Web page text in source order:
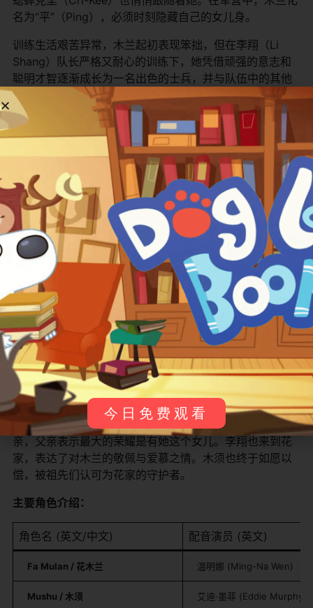
名为“平”（Ping），必须时刻隐藏自己的女儿身。
训练生活艰苦异常，木兰起初表现笨拙，但在李翔（Li
Shang）队长严格又耐心的训练下，她凭借顽强的意志和
聪明才智逐渐成长为一名出色的士兵，并与队伍中的其他
三名士兵尧（Yao）、凌（Ling）和金宝（Chien-Po）建
立了深厚的友谊。李翔也对这位瘦小但努力的“士兵”刮目相
看。
当李翔的队伍奉命前往前线与主力军会合时，却发现主力
军已被匈奴歼灭。在一场与匈奴的遭遇战中，木兰急中生
智，利用最后一发炮弹引发雪崩，淹没了匈奴大军，但也
让自己和李翔陷入险境。木兰在救李翔时受伤，军医治疗
时发现了她的真实性别。
按照军法，欺君之罪当斩。但李翔感念她的救命之恩，饶
她一命，将她遗弃在雪地中。木兰和木须深感沮丧，认为
让家族蒙羞。然而，他们很快发现单于及其少数部下并未
在雪崩中丧生，正计划潜入皇城刺杀皇帝。
木兰不顾一切赶往皇城报信，但无人相信她。最终，在她
的战友们和李翔的暗中帮助下，他们识破了单于的阴谋。
在一场惊心动魄的皇宫追逐和战斗中，木兰和伙伴们合力
击败了单于及其部下，拯救了皇帝和整个国家。
皇帝向木兰表达了深深的感激，并向她致以国家的最高荣
誉。木兰荣归故里，将她获得的奖赏和单于的佩剑献给父
亲，父亲表示最大的荣耀是有她这个女儿。李翔也来到花
家，表达了对木兰的敬佩与爱慕之情。木须也终于如愿以
偿，被祖先们认可为花家的守护者。
​主要角色介绍：​
角色名 (英文/中文) 配音演员 (英文)
​Fa Mulan / 花木兰​ 温明娜 (Ming-Na Wen)
​Mushu / 木须​ 艾迪·墨菲 (Eddie Murphy)
今日免费观看